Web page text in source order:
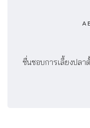
ชื่นชอบการเลี้ยงปลา